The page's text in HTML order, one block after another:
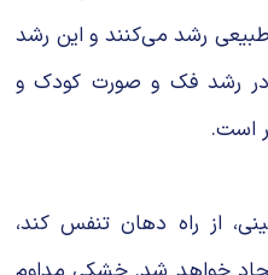
رشد می‌کنند و این رشد
رشد فک و صورت کودک و
است.
از راه دهان تنفس کند،